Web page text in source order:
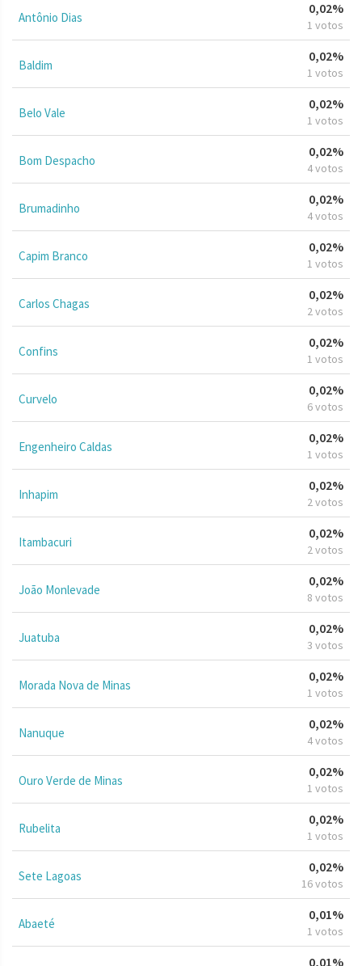
Antônio Dias
0,02%
1 votos
Baldim
0,02%
1 votos
Belo Vale
0,02%
1 votos
Bom Despacho
0,02%
4 votos
Brumadinho
0,02%
4 votos
Capim Branco
0,02%
1 votos
Carlos Chagas
0,02%
2 votos
Confins
0,02%
1 votos
Curvelo
0,02%
6 votos
Engenheiro Caldas
0,02%
1 votos
Inhapim
0,02%
2 votos
Itambacuri
0,02%
2 votos
João Monlevade
0,02%
8 votos
Juatuba
0,02%
3 votos
Morada Nova de Minas
0,02%
1 votos
Nanuque
0,02%
4 votos
Ouro Verde de Minas
0,02%
1 votos
Rubelita
0,02%
1 votos
Sete Lagoas
0,02%
16 votos
Abaeté
0,01%
1 votos
0,01%